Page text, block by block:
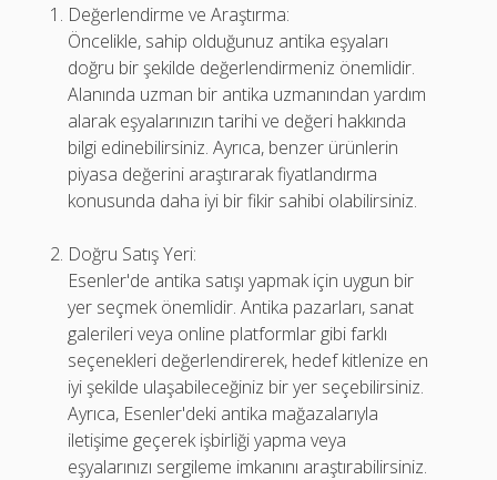
Değerlendirme ve Araştırma:
Öncelikle, sahip olduğunuz antika eşyaları
doğru bir şekilde değerlendirmeniz önemlidir.
Alanında uzman bir antika uzmanından yardım
alarak eşyalarınızın tarihi ve değeri hakkında
bilgi edinebilirsiniz. Ayrıca, benzer ürünlerin
piyasa değerini araştırarak fiyatlandırma
konusunda daha iyi bir fikir sahibi olabilirsiniz.
Doğru Satış Yeri:
Esenler'de antika satışı yapmak için uygun bir
yer seçmek önemlidir. Antika pazarları, sanat
galerileri veya online platformlar gibi farklı
seçenekleri değerlendirerek, hedef kitlenize en
iyi şekilde ulaşabileceğiniz bir yer seçebilirsiniz.
Ayrıca, Esenler'deki antika mağazalarıyla
iletişime geçerek işbirliği yapma veya
eşyalarınızı sergileme imkanını araştırabilirsiniz.